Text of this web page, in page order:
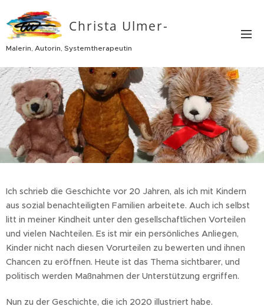
Christa Ulmer-
Thurn
Malerin, Autorin, Systemtherapeutin
Ich schrieb die Geschichte vor 20 Jahren, als ich mit Kindern
aus sozial benachteiligten Familien arbeitete. Auch ich selbst
litt in meiner Kindheit unter den gesellschaftlichen Vorteilen
und vielen Nachteilen. Es ist mir ein persönliches Anliegen,
Kinder nicht nach diesen Vorurteilen zu bewerten und ihnen
Chancen zu eröffnen. Heute ist das Thema sichtbarer, und
politisch werden Maßnahmen der Unterstützung ergriffen.
Nun zu der Geschichte, die ich 2020 illustriert habe.